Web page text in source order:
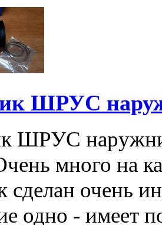
ШРУС
ШРУС
много на
сделан очень
одно - имеет